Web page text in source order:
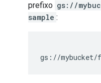
prefixo gs://
sample :